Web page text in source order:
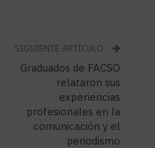
SIGUIENTE ARTÍCULO
Graduados de FACSO
relataron sus
experiencias
profesionales en la
comunicación y el
periodismo